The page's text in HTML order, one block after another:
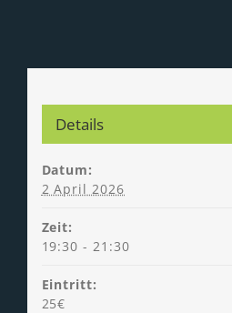
Details
Datum:
2 April 2026
Zeit:
19:30 - 21:30
Eintritt:
25€